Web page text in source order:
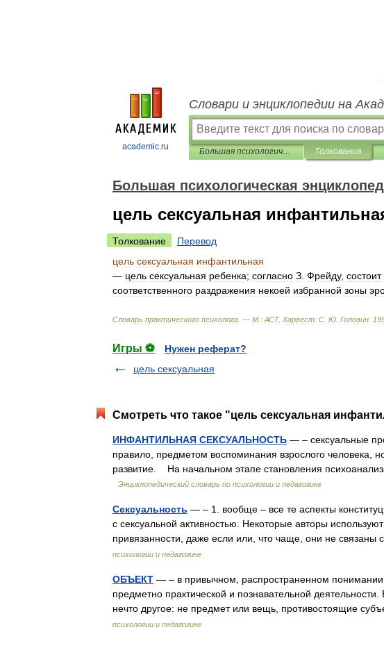
academic.ru
Словари и энциклопедии на
Большая психологическая энциклопедия Толкования
Большая психологическая
цель сексуальная
Толкование
Перевод
цель сексуальная инфантильная
— цель сексуальная ребенка; согласно З Фрейду, состоит
соответственного раздражения некоей избранной зоны
Словарь практического психолога . — М : АСТ, Харвест С Ю Головин
Игры ⚽
Нужен реферат?
цель сексуальная
Смотреть что такое "цель сексуальная
ИНФАНТИЛЬНАЯ СЕКСУАЛЬНОСТЬ — – сексуальные
правило, предметом воспоминания взрослого человека,
развитие. На начальном этапе становления
Энциклопедический словарь по психологии и педагогике
Сексуальность — – 1. вообще – все те аспекты
с сексуальной активностью. Некоторые авторы
привязанности, даже если или, что чаще, они не
психологии и педагогике
ОБЪЕКТ — – в привычном, распространенном понимании
предметно практической и познавательной
нечто другое: не предмет или вещь, противостоящие
психологии и педагогике